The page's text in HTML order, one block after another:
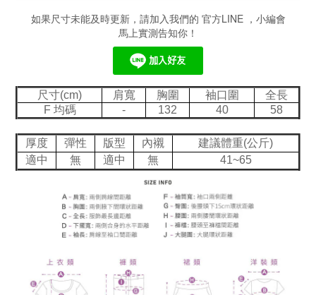
如果尺寸未能及時更新，請加入我們的 官方LINE ，小編會
馬上實測告知你！
尺寸(cm) 肩寬 胸圍 袖口圍
全長
F 均碼
- 132 40 58
厚度 彈性 版型 內襯
建議體重(公斤)
適中
無 適中 無 41~65